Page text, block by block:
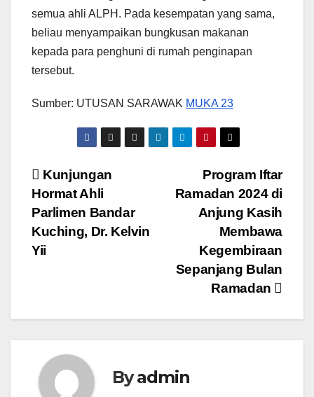
semua ahli ALPH. Pada kesempatan yang sama,
beliau menyampaikan bungkusan makanan
kepada para penghuni di rumah penginapan
tersebut.
Sumber: UTUSAN SARAWAK MUKA 23
Post
navigation
Program Iftar
Ramadan 2024 di
Anjung Kasih
Membawa
Kegembiraan
Sepanjang Bulan
Ramadan
Kunjungan
Hormat Ahli
Parlimen Bandar
Kuching, Dr. Kelvin
Yii
Byadmin